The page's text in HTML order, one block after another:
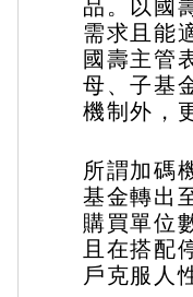
品。以國
需求且能
國壽主管
母、子基
機制外，
所謂加碼
基金轉出
購買單位
且在搭配
戶克服人